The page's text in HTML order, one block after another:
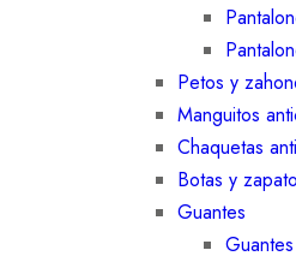
Petos y
Manguitos
Chaquetas
Botas y
Guantes